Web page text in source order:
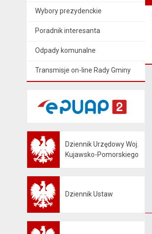
Wybory prezydenckie
Poradnik interesanta
Odpady komunalne
Transmisje on-line Rady Gminy
Dziennik Urzędowy Woj.
Kujawsko-Pomorskiego
Dziennik Ustaw